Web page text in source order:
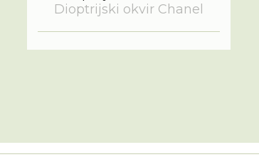
Dioptrijski okvir Chanel